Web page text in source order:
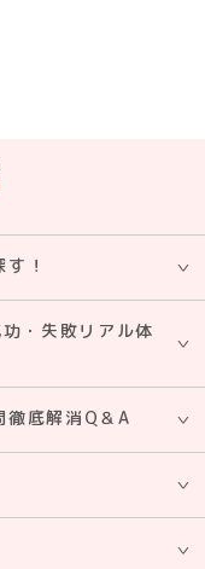
！
・失敗リアル体
徹底解消Q＆A